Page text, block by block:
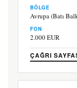
BÖLGE
Avrupa (Batı
FON
2.000 EUR
ÇAĞRI